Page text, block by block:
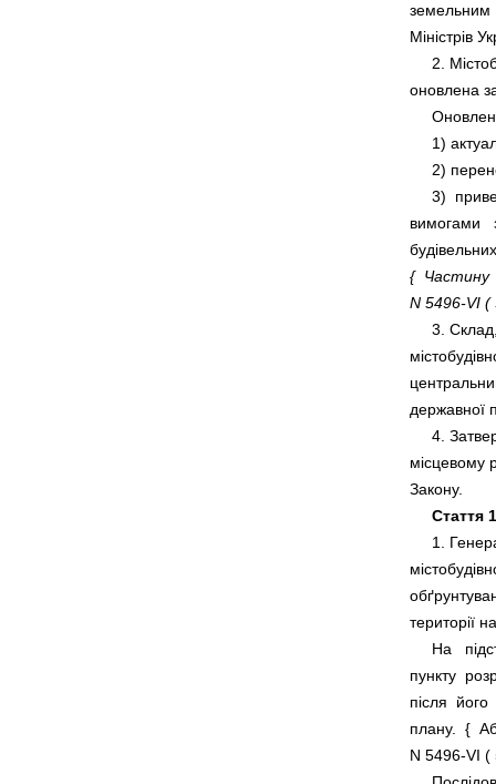
2.
3)
вимогами
{  Частину
N 5496-VI (
3.
4.
місцевому
Стаття
1.
На
пункту
після
плану.  {
N 5496-VI (